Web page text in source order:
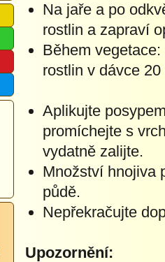
Na jaře a po
rostlin a zapraví
Během
rostlin v dávce
Aplikujte
promíchejte s
vydatně zalijte.
Množství hnojiva
půdě.
Nepřekračujte
Upozornění: